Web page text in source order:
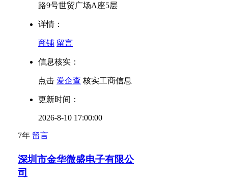
路9号世贸广场A座5层
详情：
商铺 留言
信息核实：
点击 爱企查 核实工商信息
更新时间：
2026-8-10 17:00:00
7年 留言
深圳市金华微盛电子有限公
司